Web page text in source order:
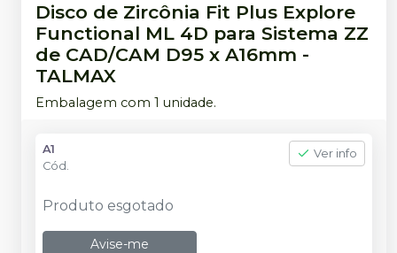
Disco de Zircônia Fit Plus Explore
Functional ML 4D para Sistema ZZ
de CAD/CAM D95 x A16mm -
TALMAX
Embalagem com 1 unidade.
A1
Cód.
Ver info
Produto esgotado
Avise-me